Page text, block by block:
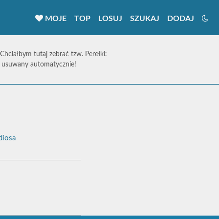
MOJE TOP LOSUJ SZUKAJ DODAJ
tutaj zebrać tzw. Perełki:
usuwany automatycznie!